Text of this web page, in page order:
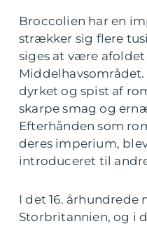
Broccolien har en
strækker sig flere
siges at være afoldet
dyrket og spist af
skarpe smag og
Efterhånden som
deres imperium,
introduceret til
I det 16. århundrede
Storbritannien, og i